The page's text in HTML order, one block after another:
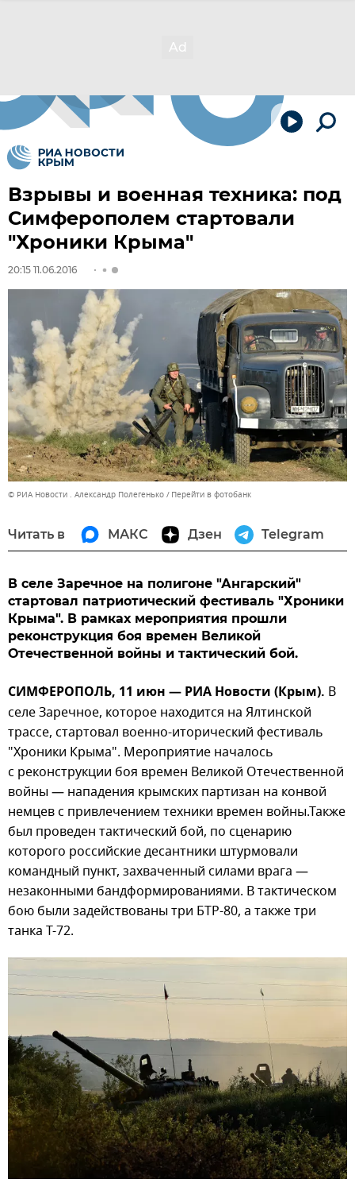
Взрывы и военная техника: под
Симферополем стартовали
"Хроники Крыма"
20:15 11.06.2016
© РИА Новости . Александр Полегенько Перейти в фотобанк
Читать в МАКС Дзен Telegram
В селе Заречное на полигоне "Ангарский"
стартовал патриотический фестиваль "Хроники
Крыма". В рамках мероприятия прошли
реконструкция боя времен Великой
Отечественной войны и тактический бой.
СИМФЕРОПОЛЬ, 11 июн — РИА Новости (Крым). В
селе Заречное, которое находится на Ялтинской
трассе, стартовал военно-иторический фестиваль
"Хроники Крыма". Мероприятие началось
с реконструкции боя времен Великой Отечественной
войны — нападения крымских партизан на конвой
немцев с привлечением техники времен войны.Также
был проведен тактический бой, по сценарию
которого российские десантники штурмовали
командный пункт, захваченный силами врага —
незаконными бандформированиями. В тактическом
бою были задействованы три БТР-80, а также три
танка Т-72.